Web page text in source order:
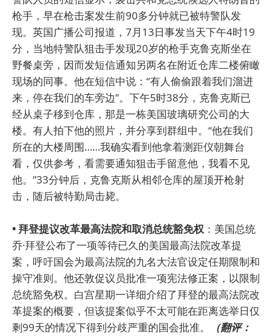
枪手，早在枪击案发生前90多分钟就已被特警队发
现。英国广播公司报道，7月13日事发当天下午4时19
分，当地特警队狙击手发现20岁的枪手克鲁克斯坐在
野餐桌旁，因而发短信通知另两名在附近仓库二楼俯瞰
现场的同事。他在短信中说：“有人偷偷跟着我们溜进
来，停在我们的车旁边”。下午5时38分，克鲁克斯已
经从桌子移到仓库，那是一栋美国玻璃研究公司的大
楼。有人拍下他的照片，并分享到群组中。“他在我们
所在的大楼周围……我确实看到他拿着测距仪朝舞台
看，仅供参考，看需要通知狙击手留意他，我看不见
他。”33分钟后，克鲁克斯从相邻仓库的屋顶开枪射
击，随后被特勤局击毙。
• 拜登提议改革最高法院和取消总统豁免权 ：美国总统
乔·拜登公布了一项等待已久的美国最高法院改革提
案，呼吁国会为最高法院的九名大法官设定任期限制和
操守准则。他还敦促议员批准一项宪法修正案，以限制
总统豁免权。白宫星期一详细介绍了拜登的最高法院改
革提案的概要，但该提案似乎不太可能在距离选举日仅
剩99天的情况下得到分歧严重的国会批准。
（翻评：